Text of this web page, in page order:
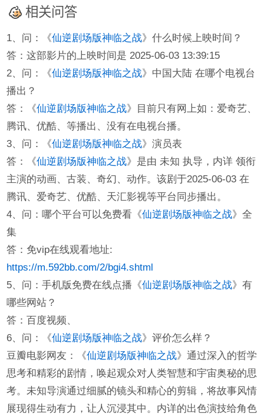
相关问答
1、问：《仙逆剧场版神临之战》什么时候上映时间？
答：这部影片的上映时间是 2025-06-03 13:39:15
2、问：《仙逆剧场版神临之战》中国大陆 在哪个电视台
播出？
答：《仙逆剧场版神临之战》目前只有网上如：爱奇艺、
腾讯、优酷、等播出、没有在电视台播。
3、问：《仙逆剧场版神临之战》演员表
答：《仙逆剧场版神临之战》是由 未知 执导，内详 领衔
主演的动画、古装、奇幻、动作。该剧于2025-06-03 在
腾讯、爱奇艺、优酷、天汇影视等平台同步播出。
4、问：哪个平台可以免费看《仙逆剧场版神临之战》全
集
答：免vip在线观看地址:
https://m.592bb.com/2/bgi4.shtml
5、问：手机版免费在线点播《仙逆剧场版神临之战》有
哪些网站？
答：百度视频、
6、问：《仙逆剧场版神临之战》评价怎么样？
豆瓣电影网友：《仙逆剧场版神临之战》通过深入的哲学
思考和精彩的剧情，唤起观众对人类智慧和宇宙奥秘的思
考。未知导演通过细腻的镜头和精心的剪辑，将故事风情
展现得生动有力，让人沉浸其中。内详的出色演技给角色